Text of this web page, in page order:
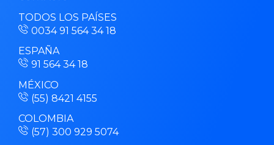
TODOS LOS PAÍSES
0034 91 564 34 18
ESPAÑA
91 564 34 18
MÉXICO
(55) 8421 4155
COLOMBIA
(57) 300 929 5074